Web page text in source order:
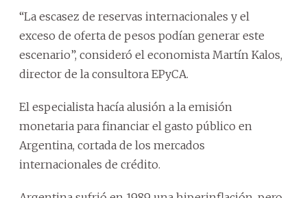
“La escasez de reservas internacionales y el
exceso de oferta de pesos podían generar este
escenario”, consideró el economista Martín Kalos,
director de la consultora EPyCA.
El especialista hacía alusión a la emisión
monetaria para financiar el gasto público en
Argentina, cortada de los mercados
internacionales de crédito.